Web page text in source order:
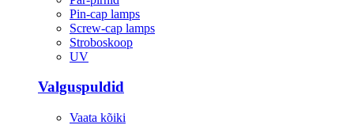
Pin-cap lamps
Screw-cap lamps
Stroboskoop
UV
Valguspuldid
Vaata kõiki